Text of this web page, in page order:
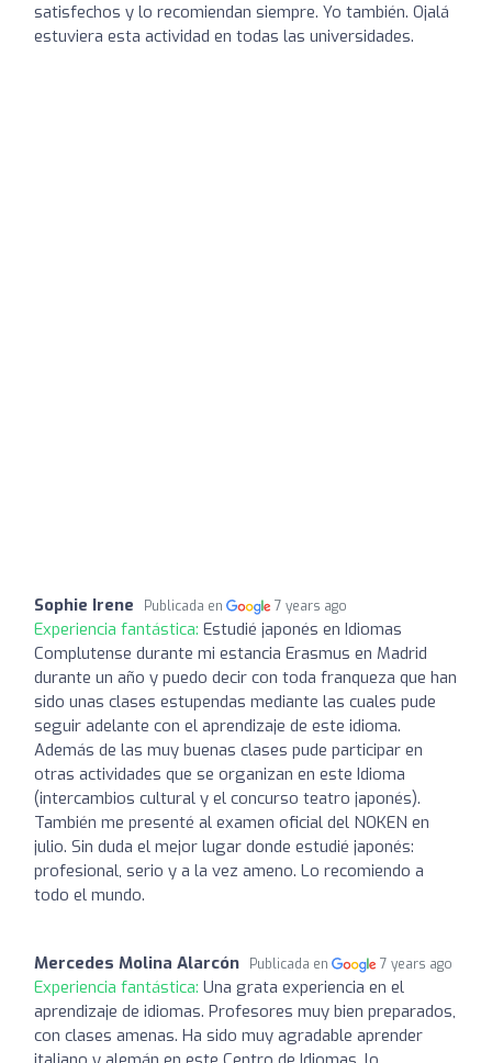
satisfechos y lo recomiendan siempre. Yo también. Ojalá
estuviera esta actividad en todas las universidades.
Sophie Irene Publicada en 7 years ago
Experiencia fantástica: Estudié japonés en Idiomas
Complutense durante mi estancia Erasmus en Madrid
durante un año y puedo decir con toda franqueza que han
sido unas clases estupendas mediante las cuales pude
seguir adelante con el aprendizaje de este idioma.
Además de las muy buenas clases pude participar en
otras actividades que se organizan en este Idioma
(intercambios cultural y el concurso teatro japonés).
También me presenté al examen oficial del NOKEN en
julio. Sin duda el mejor lugar donde estudié japonés:
profesional, serio y a la vez ameno. Lo recomiendo a
todo el mundo.
Mercedes Molina Alarcón Publicada en 7 years ago
Experiencia fantástica: Una grata experiencia en el
aprendizaje de idiomas. Profesores muy bien preparados,
con clases amenas. Ha sido muy agradable aprender